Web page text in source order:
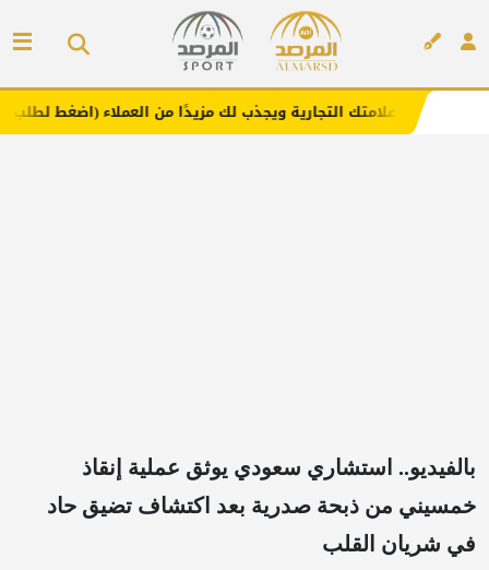
التجارية ويجذب لك مزيدًا من العملاء (اضغط لطلب الإعلان)
بالفيديو.. استشاري سعودي يوثق عملية إنقاذ
خمسيني من ذبحة صدرية بعد اكتشاف تضيق حاد
في شريان القلب